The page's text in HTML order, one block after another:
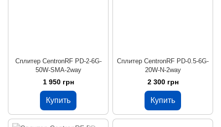
Сплитер CentronRF PD-2-6G-
50W-SMA-2way
1 950 грн
Купить
Сплитер CentronRF PD-0.5-6G-
20W-N-2way
2 300 грн
Купить